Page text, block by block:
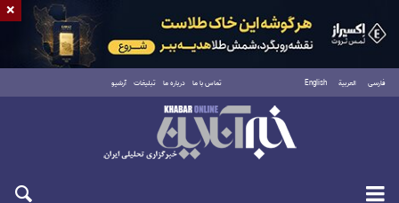
فارسی العربية English تماس با ما درباره ما تبلیغات آرشیو
پنجشنبه ۱۵ مرداد ۱۴۰۵
×